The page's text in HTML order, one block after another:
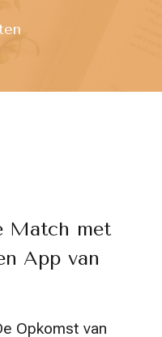
Match met
App van
Opkomst van